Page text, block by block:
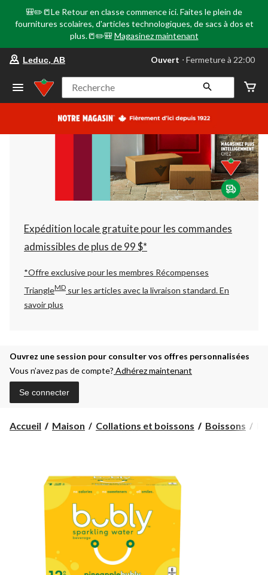
🎒✏️📒Le Retour en classe commence ici. Faites le plein de
fournitures scolaires, d'articles technologiques, de sacs à dos et
plus.📒✏️🎒 Magasinez maintenant
votre
préféré
Leduc,
AB,
courament
Fermeture
à
22:00
cliquer
pour
changer
Leduc, AB Ouvert ⋅ Fermeture à 22:00
Recherche
Expédition locale gratuite pour les commandes
admissibles de plus de 99 $*
*Offre exclusive pour les membres Récompenses
TriangleMD sur les articles avec la livraison standard.En
savoir plus
Ouvrez une session pour consulter vos offres personnalisées
Vous n’avez pas de compte? Adhérez maintenant
Se connecter
Accueil Maison Collations et boissons Boissons